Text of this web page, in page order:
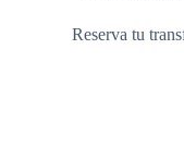
Reserva tu